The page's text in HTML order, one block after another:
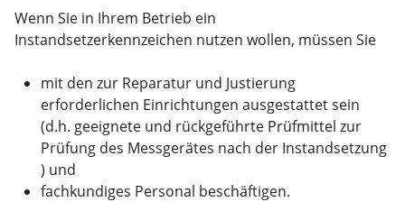
Wenn Sie in Ihrem Betrieb ein
Instandsetzerkennzeichen nutzen wollen, müssen Sie
mit den zur Reparatur und Justierung
erforderlichen Einrichtungen ausgestattet sein
(d.h. geeignete und rückgeführte Prüfmittel zur
Prüfung des Messgerätes nach der Instandsetzung
) und
fachkundiges Personal beschäftigen.